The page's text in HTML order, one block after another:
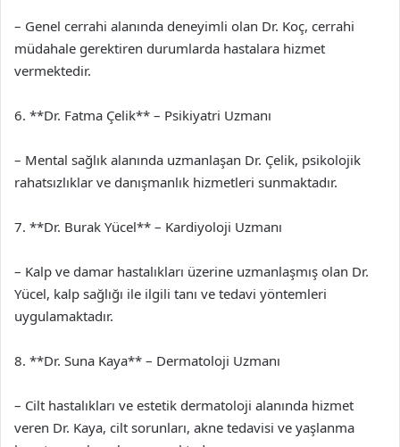
– Genel cerrahi alanında deneyimli olan Dr. Koç, cerrahi
müdahale gerektiren durumlarda hastalara hizmet
vermektedir.
6. **Dr. Fatma Çelik** – Psikiyatri Uzmanı
– Mental sağlık alanında uzmanlaşan Dr. Çelik, psikolojik
rahatsızlıklar ve danışmanlık hizmetleri sunmaktadır.
7. **Dr. Burak Yücel** – Kardiyoloji Uzmanı
– Kalp ve damar hastalıkları üzerine uzmanlaşmış olan Dr.
Yücel, kalp sağlığı ile ilgili tanı ve tedavi yöntemleri
uygulamaktadır.
8. **Dr. Suna Kaya** – Dermatoloji Uzmanı
– Cilt hastalıkları ve estetik dermatoloji alanında hizmet
veren Dr. Kaya, cilt sorunları, akne tedavisi ve yaşlanma